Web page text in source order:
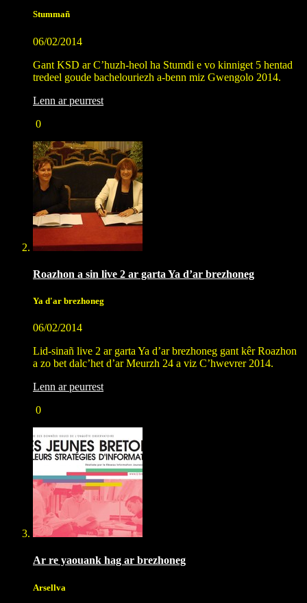
Stummañ
06/02/2014
Gant KSD ar C’huzh-heol ha Stumdi e vo kinniget 5 hentad
tredeel goude bachelouriezh a-benn miz Gwengolo 2014.
Lenn ar peurrest
0
Roazhon a sin live 2 ar garta Ya d’ar brezhoneg
Ya d'ar brezhoneg
06/02/2014
Lid-sinañ live 2 ar garta Ya d’ar brezhoneg gant kêr Roazhon
a zo bet dalc’het d’ar Meurzh 24 a viz C’hwevrer 2014.
Lenn ar peurrest
0
Ar re yaouank hag ar brezhoneg
Arsellva